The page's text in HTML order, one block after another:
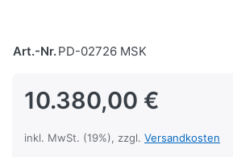
Art.-Nr.PD-02726 MSK
10.380,00 €
inkl. MwSt. (19%), zzgl. Versandkosten